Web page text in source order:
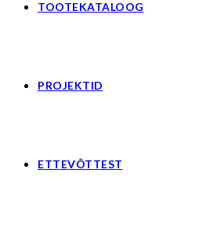
TOOTEKATALOOG
PROJEKTID
ETTEVÕTTEST